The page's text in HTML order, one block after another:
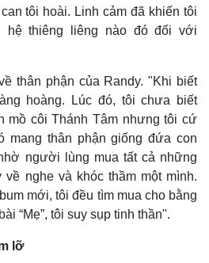
Công nghệ
Sành điệu
tôi hoài. Linh cảm đã khiến tôi
hệ thiêng liêng nào đó đối với
thân phận của Randy. "Khi biết
hoàng. Lúc đó, tôi chưa biết
mồ côi Thánh Tâm nhưng tôi cứ
mang thân phận giống đứa con
người lùng mua tất cả những
nghe và khóc thầm một mình.
mới, tôi đều tìm mua cho bằng
“Mẹ”, tôi suy sụp tinh thần".
lỡ